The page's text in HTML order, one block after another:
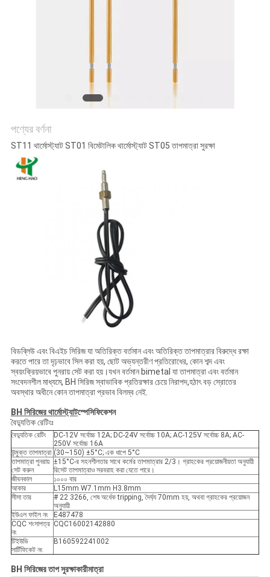
পণ্যের বর্ণনা
ST11 থার্মোস্ট্যাট ST01 বিমেটালিক থার্মোস্ট্যাট ST05 তাপমাত্রা সুরক্ষা
বিডব্লিউ এবং বিএইচ সিরিজ যা অতিরিক্ত বর্তমান এবং অতিরিক্ত তাপমাত্রার বিরুদ্ধে রক্ষা
করতে পারে তা দৃঢ়ভাবে সিল করা হয়, ছোট অভ্যন্তরীণ প্রতিরোধের, কোন শব্দ এবং
স্বয়ংক্রিয়ভাবে পুনরায় সেট করা হয়।যখন বর্তমান bimetal যা তাপমাত্রা এবং বর্তমান
সংবেদনশীল মাধ্যমে, BH সিরিজ স্বাভাবিক প্রতিরক্ষার চেয়ে নিরাপদ,হঠাৎ বড় স্রোতের
অবস্থার অধীনে কোন তাপমাত্রা প্রভাব বিলম্ব নেই.
BH সিরিজের থার্মোস্ট্যাটস্পেসিফিকেশন
বৈদ্যুতিক রেটিংঃ
বৈদ্যুতিক রেটিং
DC-12V সর্বোচ্চ 12A; DC-24V সর্বোচ্চ 10A; AC-125V সর্বোচ্চ 8A; AC-
250V সর্বোচ্চ 16A
উন্মুক্ত তাপমাত্রা (30~150) ±5°C; এক ধাপে 5°C
তাপমাত্রা পুনরায়
সেট করুন
±15°C-র সহনশীলতার সাথে কর্মের তাপমাত্রার 2/3। গ্রাহকের প্রয়োজনীয়তা অনুযায়ী
রিসেট তাপমাত্রাও সরবরাহ করা যেতে পারে।
জীবনকাল
১০০০ বার
আকার
L15mm W7.1mm H3.8mm
সীসা তার
# 22 3266, শেষ অর্ধেক tripping, দৈর্ঘ্য 70mm হয়, অথবা গ্রাহকের প্রয়োজন
অনুযায়ী
ইউএল ফাইল নং
E487478
CQC শংসাপত্র
নং
CQC16002142880
টিইউভি
সার্টিফিকেট নং
B160592241002
BH সিরিজের তাপ সুরক্ষাকারীমাত্রা